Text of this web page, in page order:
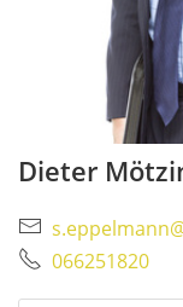
Dieter
066251820